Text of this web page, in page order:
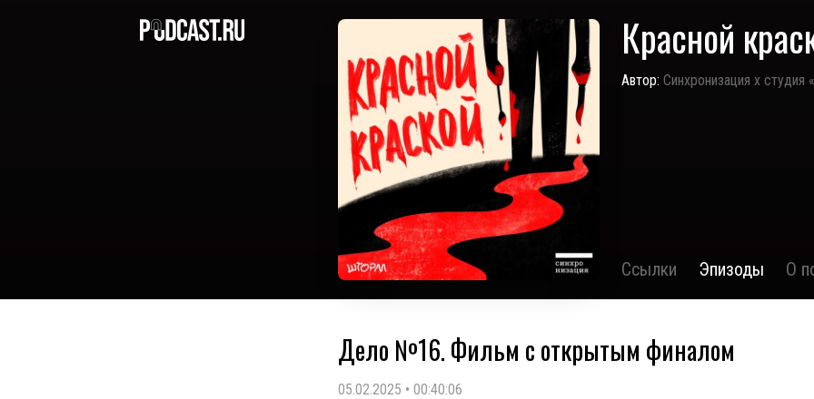
Красной
Автор: Синхронизация x
Ссылки Эпизоды О
Дело №16. Фильм с открытым финалом
05.02.2025 • 00:40:06